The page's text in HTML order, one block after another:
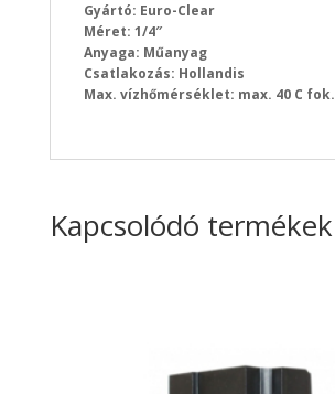
Gyártó: Euro-Clear
Méret: 1/4″
Anyaga: Műanyag
Csatlakozás: Hollandis
Max. vízhőmérséklet: max. 40 C fok.
Kapcsolódó termékek